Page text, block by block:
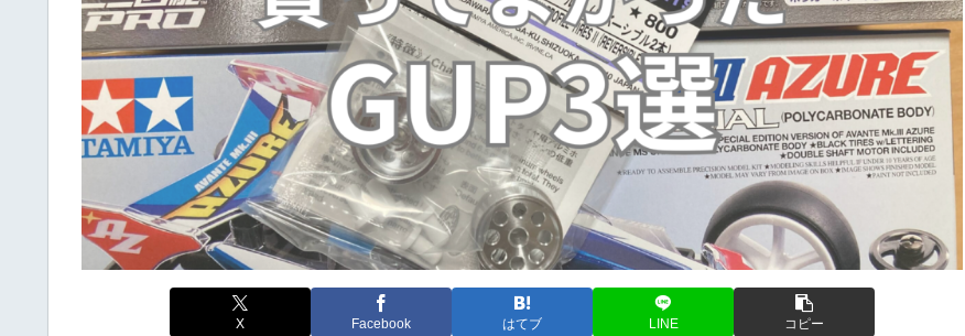
X Facebook はてブ LINE コピー